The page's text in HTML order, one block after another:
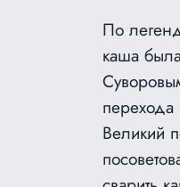
По
каша
Великий